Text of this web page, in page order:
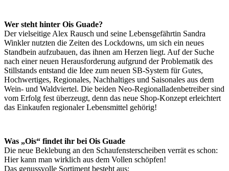
Wer steht hinter Ois Guade?
Der vielseitige Alex Rausch und seine Lebensgefährtin Sandra
Winkler nutzten die Zeiten des Lockdowns, um sich ein neues
Standbein aufzubauen, das ihnen am Herzen liegt. Auf der Suche
nach einer neuen Herausforderung aufgrund der Problematik des
Stillstands entstand die Idee zum neuen SB-System für Gutes,
Hochwertiges, Regionales, Nachhaltiges und Saisonales aus dem
Wein- und Waldviertel. Die beiden Neo-Regionalladenbetreiber sind
vom Erfolg fest überzeugt, denn das neue Shop-Konzept erleichtert
das Einkaufen regionaler Lebensmittel gehörig!
Was „Ois“ findet ihr bei Ois Guade
Die neue Beklebung an den Schaufensterscheiben verrät es schon:
Hier kann man wirklich aus dem Vollen schöpfen!
Das genussvolle Sortiment besteht aus: